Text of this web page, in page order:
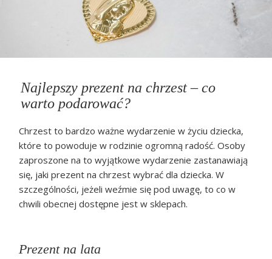
Najlepszy prezent na chrzest – co
warto podarować?
Chrzest to bardzo ważne wydarzenie w życiu dziecka,
które to powoduje w rodzinie ogromną radość. Osoby
zaproszone na to wyjątkowe wydarzenie zastanawiają
się, jaki prezent na chrzest wybrać dla dziecka. W
szczególności, jeżeli weźmie się pod uwagę, to co w
chwili obecnej dostępne jest w sklepach.
Prezent na lata